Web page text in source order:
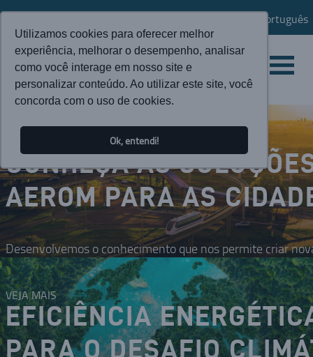
Utilizamos cookies para oferecer melhor
experiência, melhorar o desempenho, analisar
como você interage em nosso site e
personalizar conteúdo. Ao utilizar este site, você
concorda com o uso de cookies.
Ok, entendi!
Português
CONHEÇA AS
AEROM PARA AS
Desenvolvemos o conhecimento que nos permite criar
VEJA MAIS
EFICIÊNCIA
PARA O DESAFIO